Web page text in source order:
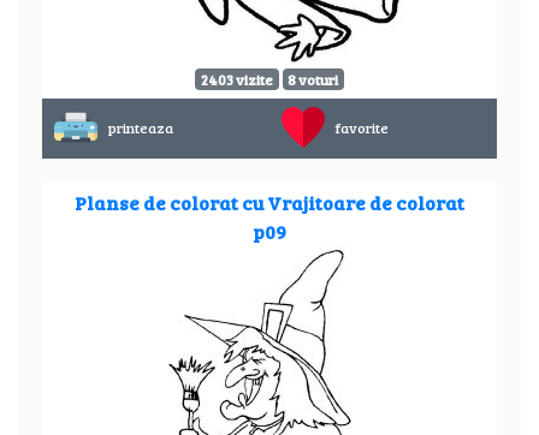
2403 vizite 8 voturi
printeaza favorite
Planse de colorat cu Vrajitoare de colorat
p09